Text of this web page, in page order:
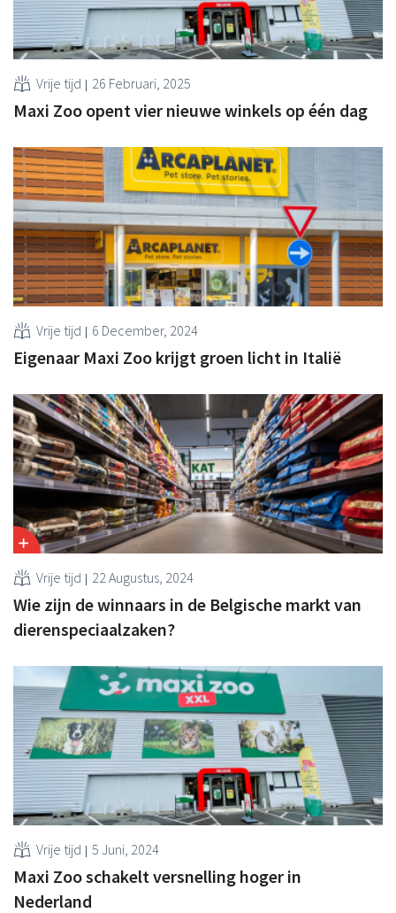
Vrije tijd 26 Februari, 2025
Maxi Zoo opent vier nieuwe winkels op één dag
Vrije tijd 6 December, 2024
Eigenaar Maxi Zoo krijgt groen licht in Italië
Vrije tijd 22 Augustus, 2024
Wie zijn de winnaars in de Belgische markt van
dierenspeciaalzaken?
Vrije tijd 5 Juni, 2024
Maxi Zoo schakelt versnelling hoger in
Nederland